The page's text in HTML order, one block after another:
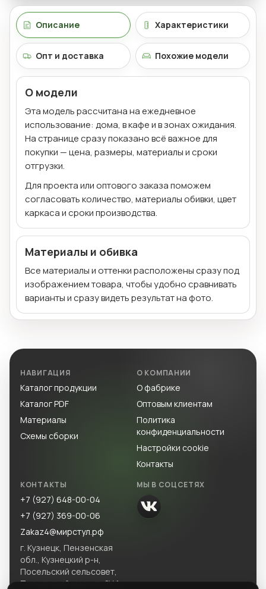
Описание Характеристики
Опт и доставка Похожие модели
О модели
Эта модель рассчитана на ежедневное
использование: дома, в кафе и в зонах ожидания.
На странице сразу показано всё важное для
покупки — цена, размеры, материалы и сроки
отгрузки.
Для проекта или оптового заказа поможем
согласовать количество, материалы обивки, цвет
каркаса и сроки производства.
Материалы и обивка
Все материалы и оттенки расположены сразу под
изображением товара, чтобы удобно сравнивать
варианты и сразу видеть результат на фото.
НАВИГАЦИЯ
Каталог продукции
Каталог PDF
Материалы
Схемы сборки
О КОМПАНИИ
О фабрике
Оптовым клиентам
Политика
конфиденциальности
Настройки cookie
Контакты
КОНТАКТЫ
+7 (927) 648-00-04
+7 (927) 369-00-06
Zakaz4@мирстул.рф
г. Кузнецк, Пензенская
обл., Кузнецкий р-н,
Посельский сельсовет,
Посельский массив, ЗУ 1.
МЫ В СОЦСЕТЯХ